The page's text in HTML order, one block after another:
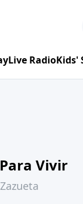
Live RadioKids'
Vivir